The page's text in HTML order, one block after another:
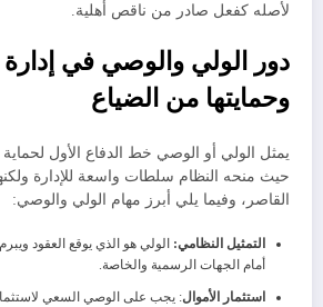
لأصله كفعل صادر من ناقص أهلية.
​دور الولي والوصي في إدارة
وحمايتها من الضياع
​يمثل الولي أو الوصي خط الدفاع الأول
حيث منحه النظام سلطات واسعة للإدارة
القاصر، وفيما يلي أبرز مهام الولي والوصي:
​التمثيل النظامي: الولي هو الذي يوقع العقود
أمام الجهات الرسمية والخاصة.
​استثمار الأموال: يجب على الوصي السعي